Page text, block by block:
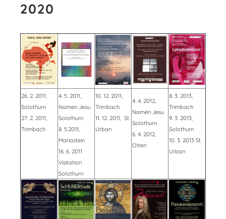
2020
26. 2. 2011,
Solothurn
27. 2. 2011,
Trimbach
4. 5. 2011,
Namen Jesu
Solothurn
8. 5.2011,
Mariastein
16. 6. 2011
Visitation
Solothurn
10. 12. 2011,
Trimbach
11. 12. 2011, St.
Urban
4. 4. 2012,
Namen Jesu
Solothurn
6. 4. 2012,
Olten
8. 3. 2013,
Trimbach
9. 3. 2013,
Solothurn
10. 3. 2013 St.
Urban